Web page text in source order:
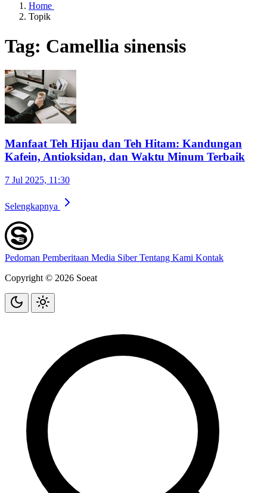
Home
Topik
Tag: Camellia sinensis
Manfaat Teh Hijau dan Teh Hitam: Kandungan
Kafein, Antioksidan, dan Waktu Minum Terbaik
7 Jul 2025, 11:30
Selengkapnya
Pedoman Pemberitaan Media SiberTentang Kami Kontak
Copyright © 2026 Soeat